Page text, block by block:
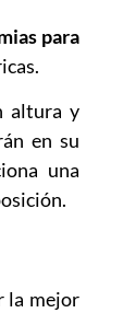
para
altura y
en su
una
la mejor